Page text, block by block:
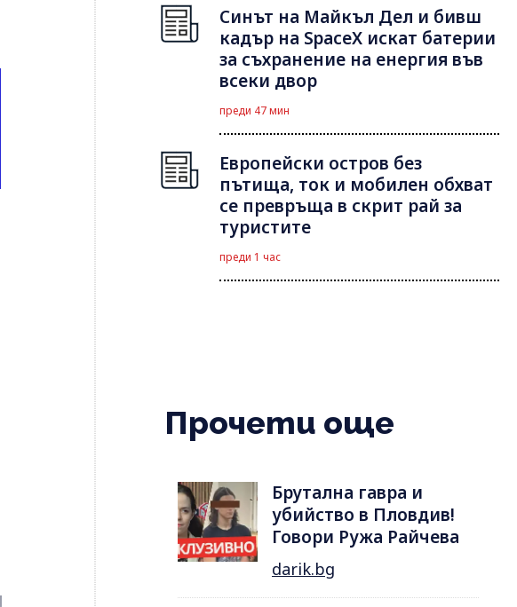
Синът на Майкъл Дeл и бивш
кадър на SpaceX искат батерии
за съхранение на енергия във
всеки двор
преди 47 мин
Европейски остров без
пътища, ток и мобилен обхват
се превръща в скрит рай за
туристите
преди 1 час
Прочети още
Брутална гавра и
убийство в Пловдив!
Говори Ружа Райчева
darik.bg